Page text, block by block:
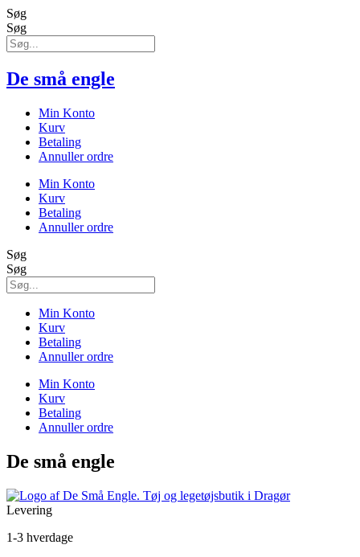
Søg
Søg
De små engle
Min Konto
Kurv
Betaling
Annuller ordre
Min Konto
Kurv
Betaling
Annuller ordre
Søg
Søg
Min Konto
Kurv
Betaling
Annuller ordre
Min Konto
Kurv
Betaling
Annuller ordre
De små engle
Levering
1-3 hverdage